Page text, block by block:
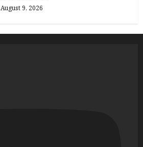
August 9, 2026